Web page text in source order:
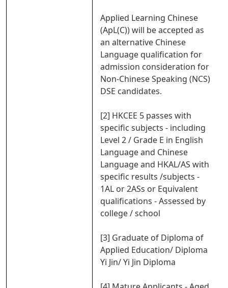
Applied Learning Chinese
(ApL(C)) will be accepted as
an alternative Chinese
Language qualification for
admission consideration for
Non-Chinese Speaking (NCS)
DSE candidates.
[2] HKCEE 5 passes with
specific subjects - including
Level 2 / Grade E in English
Language and Chinese
Language and HKAL/AS with
specific results /subjects -
1AL or 2ASs or Equivalent
qualifications - Assessed by
college / school
[3] Graduate of Diploma of
Applied Education/ Diploma
Yi Jin/ Yi Jin Diploma